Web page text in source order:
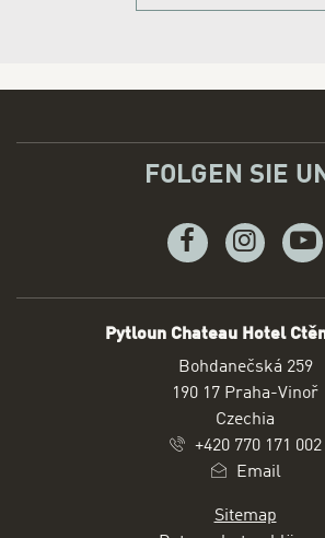
ADRESSEPytloun Chateau Hotel
Bohdanečská 259
190 17 Praha-Vinoř
Czechia
+420 770 171 002
Email
Sitemap
FOLGEN SIE
Facebook